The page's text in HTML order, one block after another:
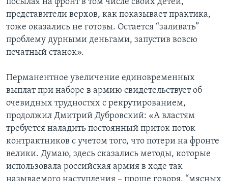
посылая на фронт в том числе своих детей,
представители верхов, как показывает практика,
тоже оказались не готовы. Остается “заливать”
проблему дурными деньгами, запустив вовсю
печатный станок».
Перманентное увеличение единовременных
выплат при наборе в армию свидетельствует об
очевидных трудностях с рекрутированием,
продолжил Дмитрий Дубровский: «А властям
требуется наладить постоянный приток поток
контрактников с учетом того, что потери на фронте
велики. Думаю, здесь сказались методы, которые
использовала российская армия в ходе так